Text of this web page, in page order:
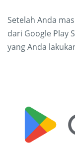
Setelah Anda
dari Google Play
yang Anda